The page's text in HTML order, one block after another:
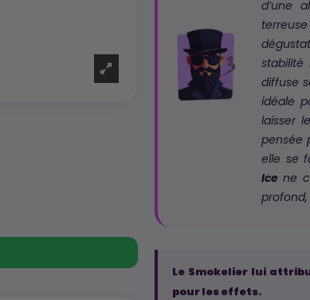
d’une
stabilité
diffuse
idéale
laisser
pensée
elle se
Ice ne
profond,
Le Smokelier lui
pour les effets.